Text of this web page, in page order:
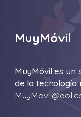
MuyMóvil
MuyMóvil es un
de la tecnología